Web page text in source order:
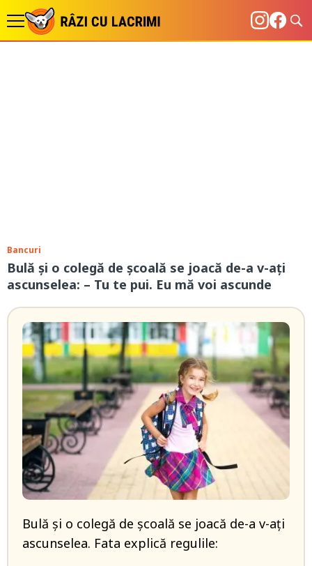
Bancuri
Bulă şi o colegă de şcoală se joacă de-a v-aţi
ascunselea: – Tu te pui. Eu mă voi ascunde
Bulă şi o colegă de şcoală se joacă de-a v-aţi
ascunselea. Fata explică regulile: